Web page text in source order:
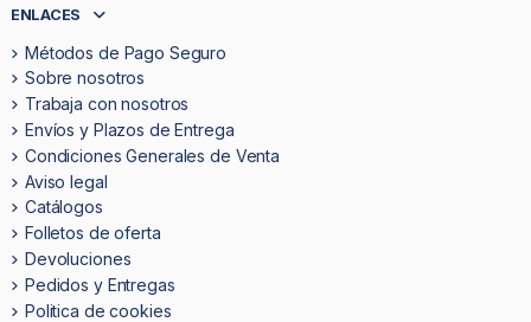
ENLACES
Métodos de Pago Seguro
Sobre nosotros
Trabaja con nosotros
Envíos y Plazos de Entrega
Condiciones Generales de Venta
Aviso legal
Catálogos
Folletos de oferta
Devoluciones
Pedidos y Entregas
Politica de cookies